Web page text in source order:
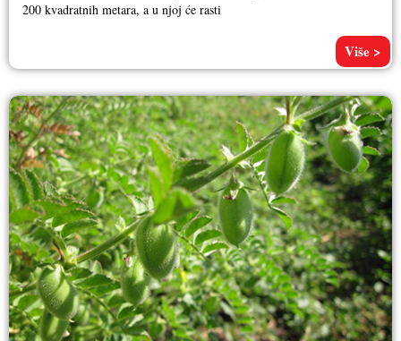
200 kvadratnih metara, a u njoj će rasti
Više >